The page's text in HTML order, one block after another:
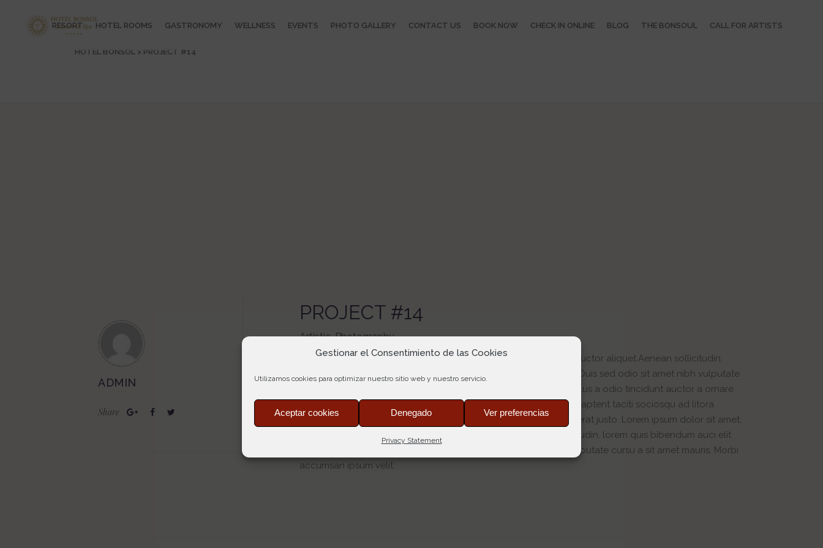
Gestionar el Consentimiento de las Cookies
Utilizamos cookies para optimizar nuestro sitio web y nuestro servicio.
Aceptar cookies Denegado Ver preferencias
Privacy Statement
RESORT HOTEL ROOMS GASTRONOMY WELLNESS EVENTS PHOTO GALLERY CONTACT US BOOK NOW CHECK IN ONLINE BLOG THE BONSOUL CALL FOR ARTISTS
HOTEL BONSOL > PROJECT #14
PROJECT #14
Artistic, Photography
Lorem ipsum dolor sit amet, consectetuer gravida nibh vel velit auctor aliquet.Aenean sollicitudin,
lorem quis bibendum auci elit consequat ipsutis sem nibh id elit. Duis sed odio sit amet nibh vulputate
cursu a sit amet mauris. Morbi accumsan ipsum velit. Nam nec tellus a odio tincidunt auctor a ornare
odio. Sed non mauris vitae eratconsequat auctor eu in elit. Class aptent taciti sociosqu ad litora
torquent per conubia nostra, per inceptos himenaeos. Mauris in erat justo. Lorem ipsum dolor sit amet,
consectetuer gravida nibh vel velit auctor aliquet.Aenean sollicitudin, lorem quis bibendum auci elit
consequat ipsutis sem nibh id elit. Duis sed odio sit amet nibh vulputate cursu a sit amet mauris. Morbi
accumsan ipsum velit.
ADMIN
Share